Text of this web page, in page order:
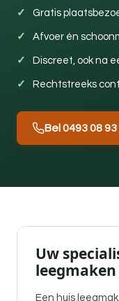
Gratis
Afvoer én
Discreet, ook na
Rechtstreeks
Bel 0493 08 93
Uw
Een huis